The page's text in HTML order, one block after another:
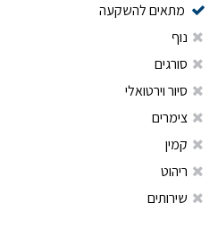
מתאים להשקעה
נוף
סורגים
סיור וירטואלי
צימרים
קמין
ריהוט
שירותים